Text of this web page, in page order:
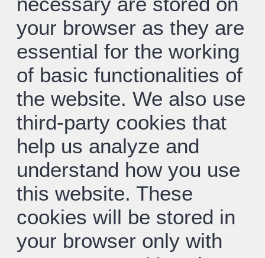
your browser as they are
essential for the working
of basic functionalities of
the website. We also use
third-party cookies that
help us analyze and
understand how you use
this website. These
cookies will be stored in
your browser only with